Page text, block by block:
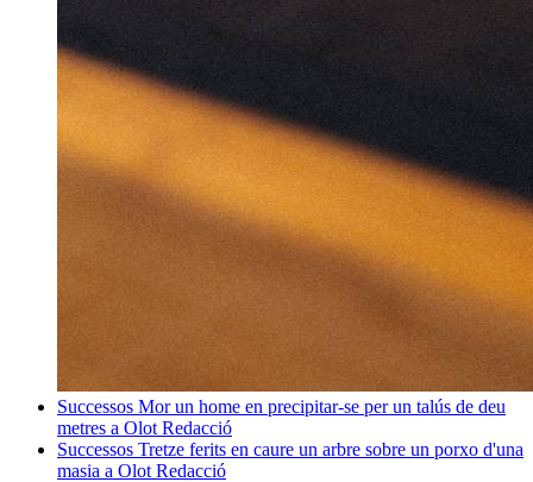
Successos Mor un home en precipitar-se per un talús de deu
metres a Olot Redacció
Successos Tretze ferits en caure un arbre sobre un porxo d'una
masia a Olot Redacció